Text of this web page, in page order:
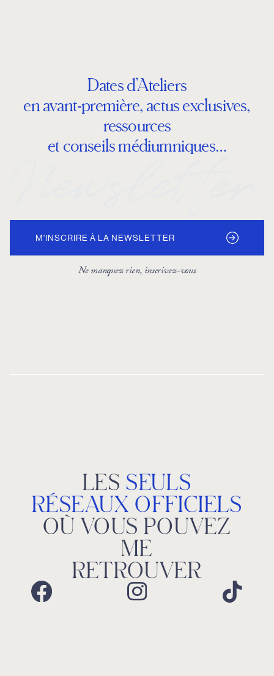
Dates d’Ateliers
en avant-première, actus exclusives,
ressources
et conseils médiumniques…
M'INSCRIRE À LA NEWSLETTER
Ne manquez rien, inscrivez-vous
LES SEULS
RÉSEAUX OFFICIELS
OÙ VOUS POUVEZ
ME
RETROUVER